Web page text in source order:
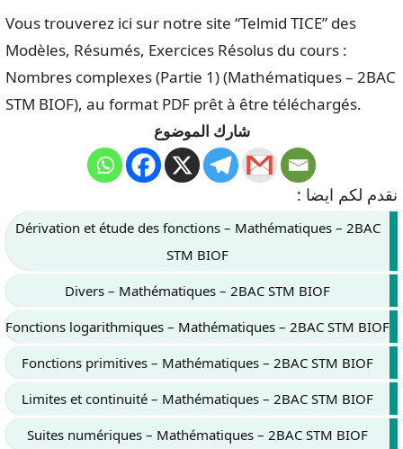
Vous trouverez ici sur notre site “Telmid TICE” des
Modèles, Résumés, Exercices Résolus du cours :
Nombres complexes (Partie 1) (Mathématiques – 2BAC
STM BIOF), au format PDF prêt à être téléchargés.
شارك الموضوع
نقدم لكم ايضا :
Dérivation et étude des fonctions – Mathématiques – 2BAC
STM BIOF
Divers – Mathématiques – 2BAC STM BIOF
Fonctions logarithmiques – Mathématiques – 2BAC STM BIOF
Fonctions primitives – Mathématiques – 2BAC STM BIOF
Limites et continuité – Mathématiques – 2BAC STM BIOF
Suites numériques – Mathématiques – 2BAC STM BIOF